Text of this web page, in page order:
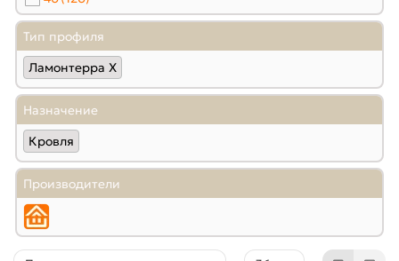
Тип профиля
Ламонтерра X
Назначение
Кровля
Производители